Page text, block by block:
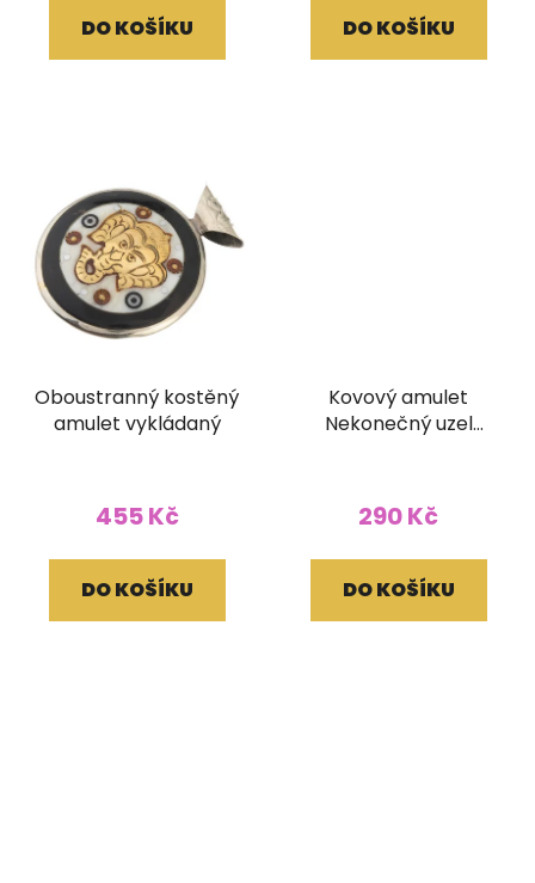
DO KOŠÍKU DO KOŠÍKU
Oboustranný kostěný
amulet vykládaný
455 Kč
DO KOŠÍKU
Kovový amulet
Nekonečný uzel
290 Kč
DO KOŠÍKU